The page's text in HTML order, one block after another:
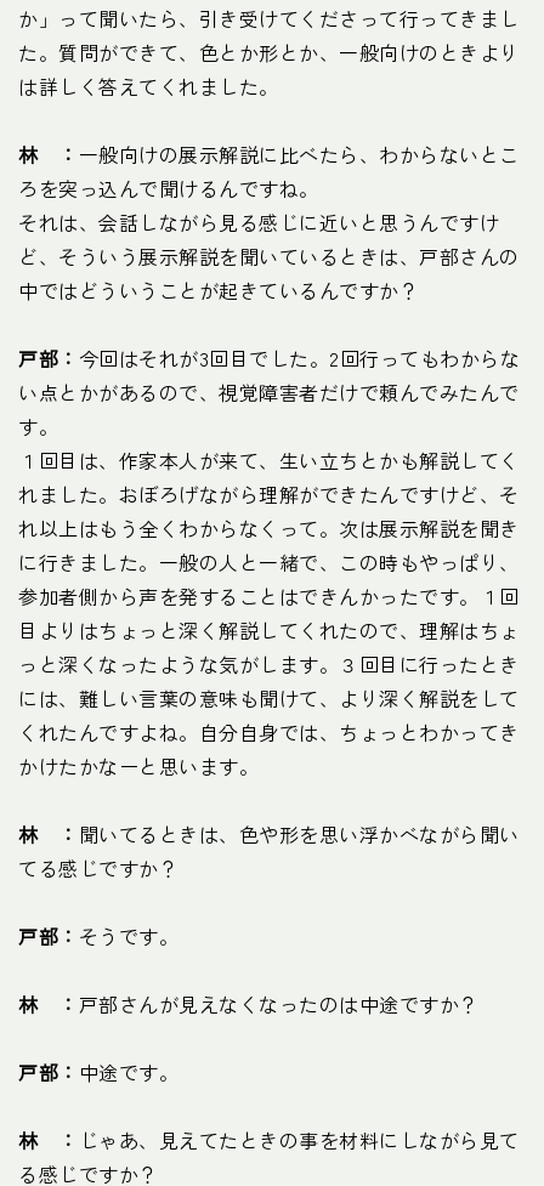
か」って聞いたら、引き受けてくださって行ってきまし
た。質問ができて、色とか形とか、一般向けのときより
は詳しく答えてくれました。
林 ： 一般向けの展示解説に比べたら、わからないとこ
ろを突っ込んで聞けるんですね。
それは、会話しながら見る感じに近いと思うんですけ
ど、そういう展示解説を聞いているときは、戸部さんの
中ではどういうことが起きているんですか？
戸部： 今回はそれが3回目でした。2回行ってもわからな
い点とかがあるので、視覚障害者だけで頼んでみたんで
す。
１回目は、作家本人が来て、生い立ちとかも解説してく
れました。おぼろげながら理解ができたんですけど、そ
れ以上はもう全くわからなくって。次は展示解説を聞き
に行きました。一般の人と一緒で、この時もやっぱり、
参加者側から声を発することはできんかったです。１回
目よりはちょっと深く解説してくれたので、理解はちょ
っと深くなったような気がします。３回目に行ったとき
には、難しい言葉の意味も聞けて、より深く解説をして
くれたんですよね。自分自身では、ちょっとわかってき
かけたかなーと思います。
林 ： 聞いてるときは、色や形を思い浮かべながら聞い
てる感じですか？
戸部： そうです。
林 ： 戸部さんが見えなくなったのは中途ですか？
戸部： 中途です。
林 ： じゃあ、見えてたときの事を材料にしながら見て
る感じですか？